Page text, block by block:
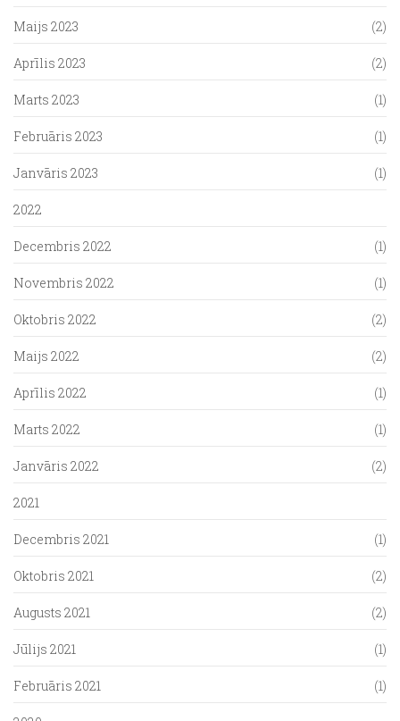
Maijs 2023 (2)
Aprīlis 2023 (2)
Marts 2023 (1)
Februāris 2023 (1)
Janvāris 2023 (1)
2022
Decembris 2022 (1)
Novembris 2022 (1)
Oktobris 2022 (2)
Maijs 2022 (2)
Aprīlis 2022 (1)
Marts 2022 (1)
Janvāris 2022 (2)
2021
Decembris 2021 (1)
Oktobris 2021 (2)
Augusts 2021 (2)
Jūlijs 2021 (1)
Februāris 2021 (1)